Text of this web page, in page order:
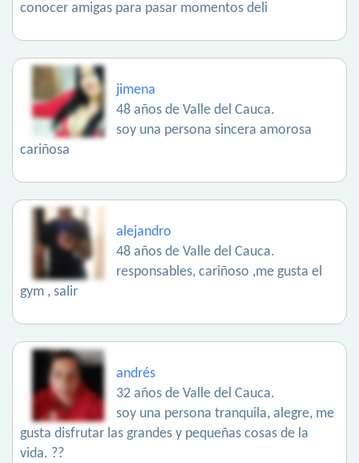
conocer amigas para pasar momentos deli
jimena
48 años de Valle del Cauca.
soy una persona sincera amorosa
cariñosa
alejandro
48 años de Valle del Cauca.
responsables, cariñoso ,me gusta el
gym , salir
andrés
32 años de Valle del Cauca.
soy una persona tranquila, alegre, me
gusta disfrutar las grandes y pequeñas cosas de la
vida. ??